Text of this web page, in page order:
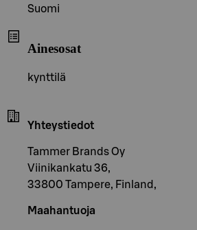
Suomi
Ainesosat
kynttilä
Yhteystiedot
Tammer Brands Oy
Viinikankatu 36,
33800 Tampere, Finland,
Maahantuoja